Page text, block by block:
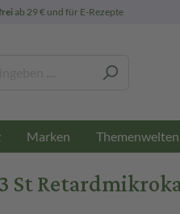
ab 29 € und für E-Rezepte
Marken Themenwelten
St